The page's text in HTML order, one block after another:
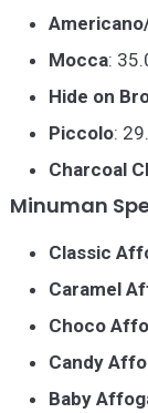
Mocca:
Hide on
Piccolo:
Charcoal
Minuman
Classic
Caramel
Choco
Candy
Baby